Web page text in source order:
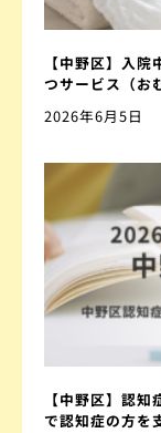
【中野区】入
つサービス（お
2026年6月5日
【中野区】認
で認知症の方を